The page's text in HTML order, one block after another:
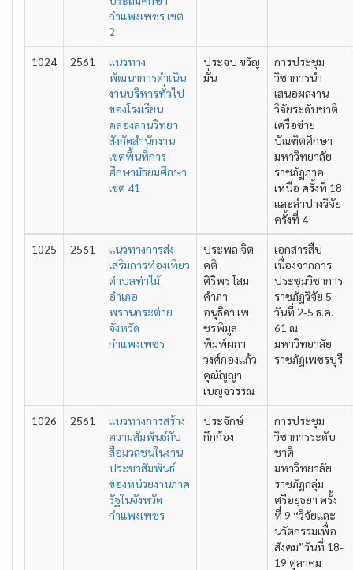
กำแพงเพชร เขต
2
1024 2561
แนวทาง
พัฒนาการดำเนิน
งานบริหารทั่วไป
ของโรงเรียน
คลองลานวิทยา
สังกัดสำนักงาน
เขตพื้นที่การ
ศึกษามัธยมศึกษา
เขต 41
ประจบ ขวัญ
มั่น
การประชุม
วิชาการนำ
เสนอผลงาน
วิจัยระดับชาติ
เครือข่าย
บัณฑิตศึกษา
มหาวิทยาลัย
ราชภัฏภาค
เหนือ ครั้งที่ 18
และลำปางวิจัย
ครั้งที่ 4
1025 2561
แนวทางการส่ง
เสริมการท่องเที่ยว
ตำบลท่าไม้
อำเภอ
พรานกระต่าย
จังหวัด
กำแพงเพชร
ประพล จิต
คติ
ศิริพร โสม
คำภา
อนุธิดา เพ
ชรพิมูล
พิมพ์ผกา
วงศ์กองแก้ว
คุณัญญา
เบญจวรรณ
เอกสารสืบ
เนื่องจากการ
ประชุมวิชาการ
ราชภัฏวิจัย 5
วันที่ 2-5 ธ.ค.
61 ณ
มหาวิทยาลัย
ราชภัฏเพชรบุรี
1026 2561
แนวทางการสร้าง
ความสัมพันธ์กับ
สื่อมวลชนในงาน
ประชาสัมพันธ์
ของหน่วยงานภาค
รัฐในจังหวัด
กำแพงเพชร
ประจักษ์
กึกก้อง
การประชุม
วิชาการระดับ
ชาติ
มหาวิทยาลัย
ราชภัฏกลุ่ม
ศรีอยุธยา ครั้ง
ที่ 9 “วิจัยและ
นวัตกรรมเพื่อ
สังคม”วันที่ 18-
19 ตุลาคม